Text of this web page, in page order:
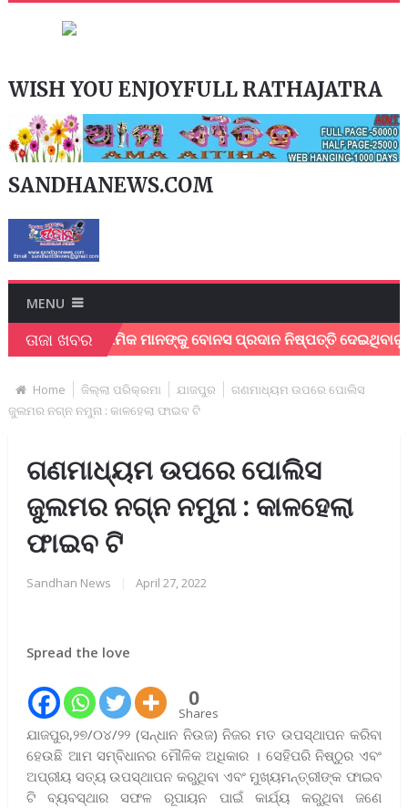
WISH YOU ENJOYFULL RATHAJATRA
SANDHANEWS.COM
MENU
ତାଜା ଖବର
ଶ୍ରମିକ ମାନଙ୍କୁ ବୋନସ ପ୍ରଦାନ ନିଷ୍ପତ୍ତି ଦେଇଥିବାରୁ
Home ଜିଲ୍ଲା ପରିକ୍ରମା ଯାଜପୁର
ଗଣମାଧ୍ୟମ ଉପରେ ପୋଲିସ
ଜୁଲମର ନଗ୍ନ ନମୁନା : କାଳହେଲା ଫାଇବ ଟି
ଗଣମାଧ୍ୟମ ଉପରେ ପୋଲିସ
ଜୁଲମର ନଗ୍ନ ନମୁନା : କାଳହେଲା
ଫାଇବ ଟି
Sandhan News April 27, 2022
Spread the love
0
Shares
ଯାଜପୁର,୨୭/୦୪/୨୨ (ସନ୍ଧାନ ନିଉଜ) ନିଜର ମତ ଉପସ୍ଥାପନ କରିବା
ହେଉଛି ଆମ ସମ୍ବିଧାନର ମୌଳିକ ଅଧିକାର । ସେହିପରି ନିଷ୍ଠୁର ଏବଂ
ଅପ୍ରୀୟ ସତ୍ୟ ଉପସ୍ଥାପନ କରୁଥିବା ଏବଂ ମୁଖ୍ୟମନ୍ତ୍ରୀଙ୍କ ଫାଇବ
ଟି ବ୍ୟବସ୍ଥାର ସଫଳ ରୂପାୟନ ପାଇଁ କାର୍ଯ୍ୟ କରୁଥିବା ଜଣେ